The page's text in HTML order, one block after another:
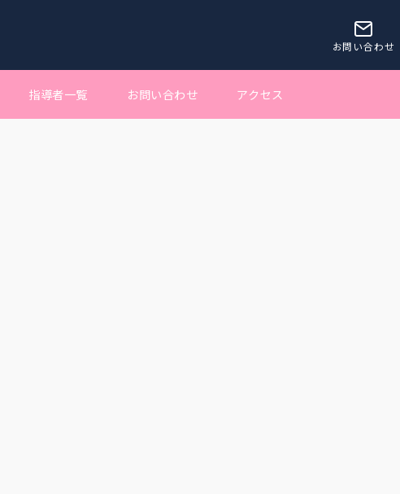
お問い合わせ
指導者一覧 お問い合わせ アクセス